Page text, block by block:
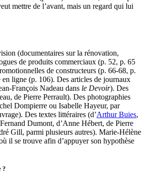
mettre de l’avant, mais un regard qui lui
(documentaires sur la rénovation,
de produits commerciaux (p. 52, p. 65
de constructeurs (p. 66-68, p.
en ligne (p. 106). Des articles de journaux
François Nadeau dans le Devoir). Des
de Pierre Perrault). Des photographies
Dompierre ou Isabelle Hayeur, par
Des textes littéraires (d’Arthur Buies,
Dumont, d’Anne Hébert, de Pierre
Gill, parmi plusieurs autres). Marie-Hélène
il se trouve afin d’appuyer son hypothèse
?